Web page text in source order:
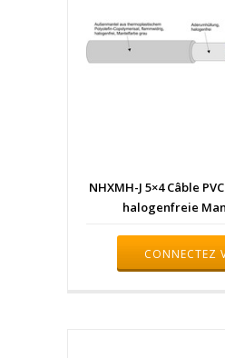
NHXMH-J 5×4 Câble
halogenfreie
CONNECTEZ